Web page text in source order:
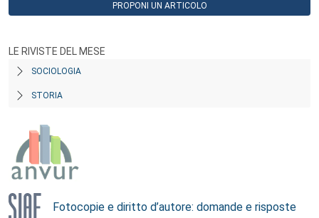
PROPONI UN ARTICOLO
LE RIVISTE DEL MESE
SOCIOLOGIA
STORIA
Fotocopie e diritto d’autore: domande e risposte